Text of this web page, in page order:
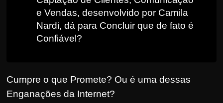
s
d
e Vendas, desenvolvido por Camila
Nardi, dá para Concluir que de fato é
Confiável?
Cumpre o que Promete? Ou é uma dessas
Enganações da Internet?